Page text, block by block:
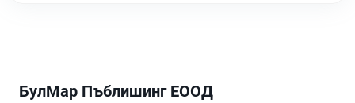
БулМар Пъблишинг ЕООД